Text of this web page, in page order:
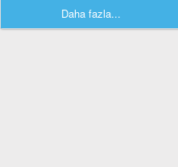
Daha fazla...